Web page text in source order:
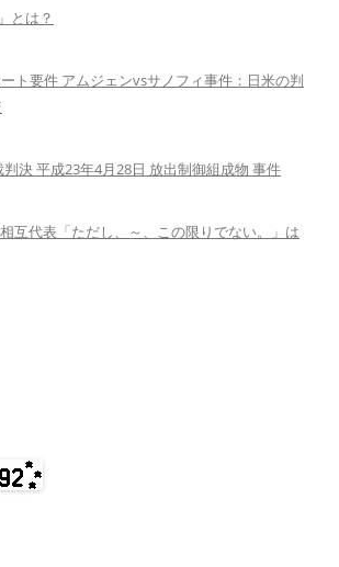
とは？
ト要件 アムジェンvsサノフィ事件：日米の判
決 平成23年4月28日 放出制御組成物 事件
互代表「ただし、～、この限りでない。」は